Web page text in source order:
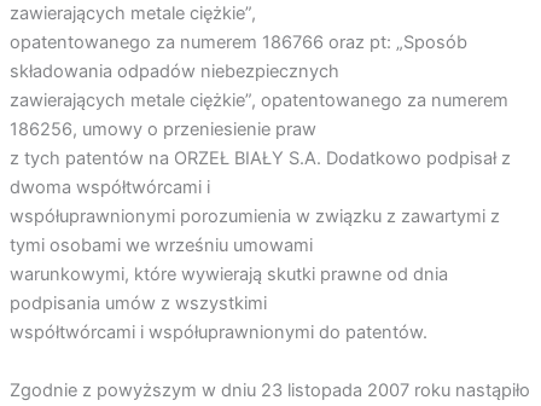
zawierających metale ciężkie”,
opatentowanego za numerem 186766 oraz pt: „Sposób
składowania odpadów niebezpiecznych
zawierających metale ciężkie”, opatentowanego za numerem
186256, umowy o przeniesienie praw
z tych patentów na ORZEŁ BIAŁY S.A. Dodatkowo podpisał z
dwoma współtwórcami i
współuprawnionymi porozumienia w związku z zawartymi z
tymi osobami we wrześniu umowami
warunkowymi, które wywierają skutki prawne od dnia
podpisania umów z wszystkimi
współtwórcami i współuprawnionymi do patentów.
Zgodnie z powyższym w dniu 23 listopada 2007 roku nastąpiło